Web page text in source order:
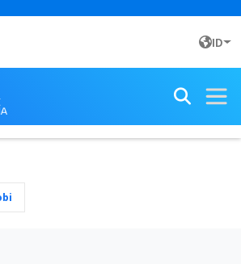
ID